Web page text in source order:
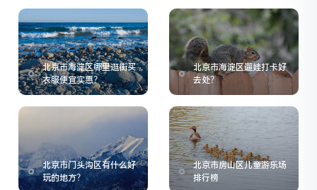
北京市海淀区哪里逛街买
衣服便宜实惠？
北京市海淀区遛娃打卡好
去处？
北京市门头沟区有什么好
玩的地方？
北京市房山区儿童游乐场
排行榜